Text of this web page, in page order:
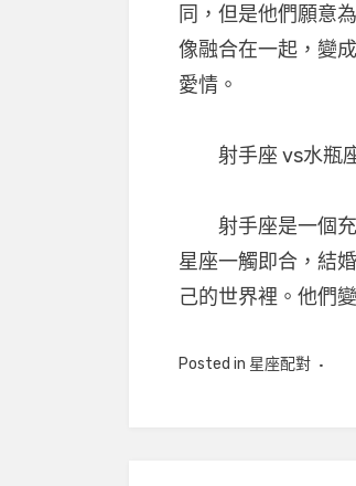
同，但是他們願意
像融合在一起，變
愛情。
射手座 vs水瓶
射手座是一個充
星座一觸即合，結
己的世界裡。他們
Posted in 星座配對